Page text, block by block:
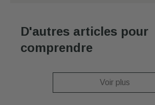
D'autres articles pour
comprendre
Voir plus